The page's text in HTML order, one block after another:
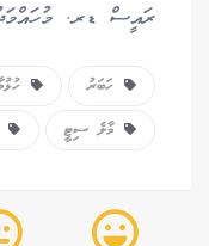
ރައީސް ޑރ.
ހަބަރު
މާލެ ސިޓީ